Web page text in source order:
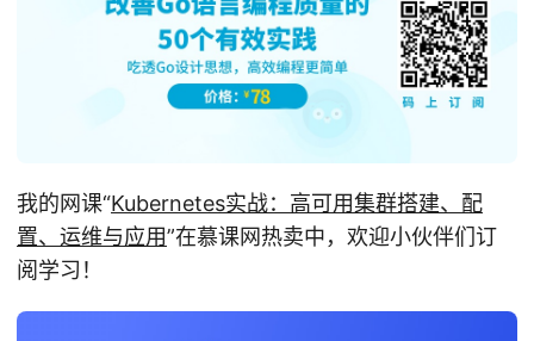
我的网课“Kubernetes实战：高可用集群搭建、配
置、运维与应用”在慕课网热卖中，欢迎小伙伴们订
阅学习！